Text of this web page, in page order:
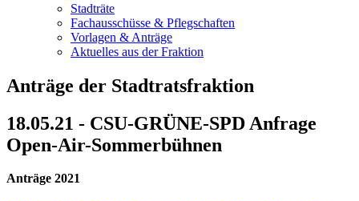
Stadträte
Fachausschüsse & Pflegschaften
Vorlagen & Anträge
Aktuelles aus der Fraktion
Anträge der Stadtratsfraktion
18.05.21 - CSU-GRÜNE-SPD Anfrage
Open-Air-Sommerbühnen
Anträge 2021